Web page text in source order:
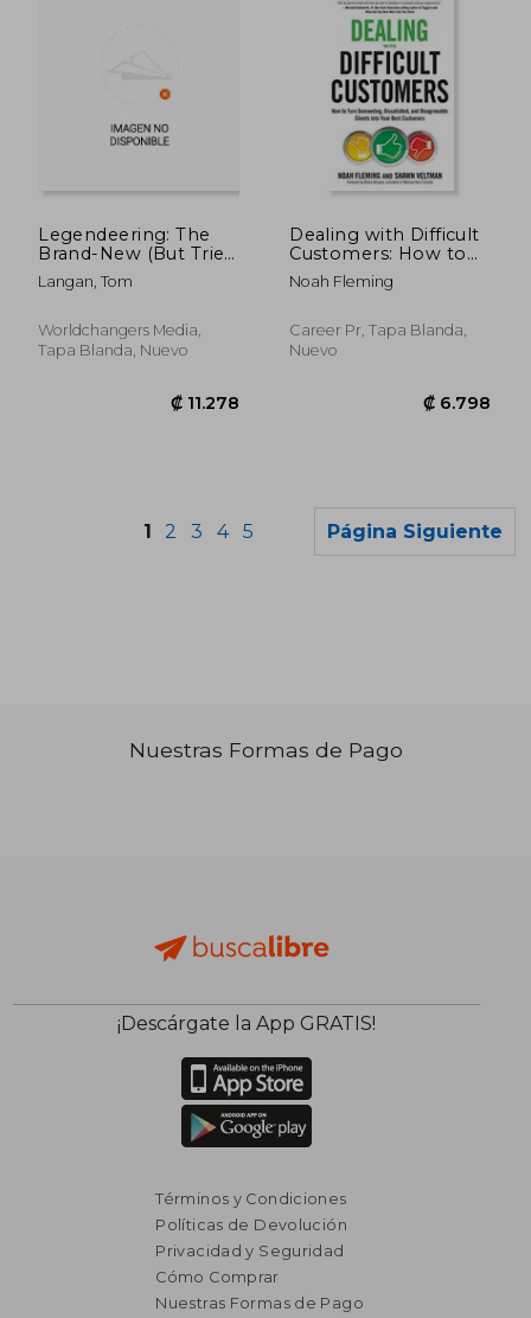
Legendeering: The
Brand-New (But Tried
and True) Video
Communication
Your Business (en
Inglés)
Langan, Tom
Worldchangers Media,
Tapa Blanda, Nuevo
Dealing with Difficult
Customers: How to
Turn Demanding,
Dissatisfied, and
Into Your Best
Customers
Noah Fleming
Career Pr, Tapa Blanda,
Nuevo
1 2 3 4 5 Página Siguiente
Nuestras Formas de Pago
¡Descárgate la App GRATIS!
Términos y Condiciones
Políticas de Devolución
Privacidad y Seguridad
Cómo Comprar
Nuestras Formas de Pago